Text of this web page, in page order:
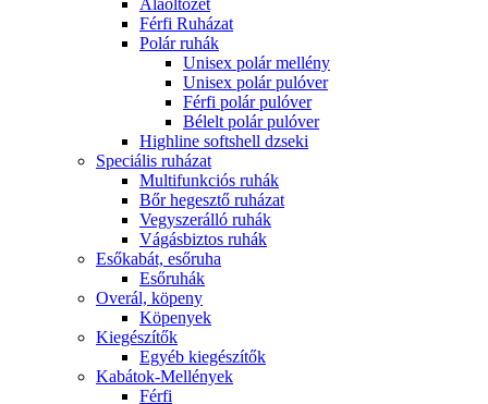
Aláöltözet
Férfi Ruházat
Polár ruhák
Unisex polár mellény
Unisex polár pulóver
Férfi polár pulóver
Bélelt polár pulóver
Highline softshell dzseki
Speciális ruházat
Multifunkciós ruhák
Bőr hegesztő ruházat
Vegyszerálló ruhák
Vágásbiztos ruhák
Esőkabát, esőruha
Esőruhák
Overál, köpeny
Köpenyek
Kiegészítők
Egyéb kiegészítők
Kabátok-Mellények
Férfi